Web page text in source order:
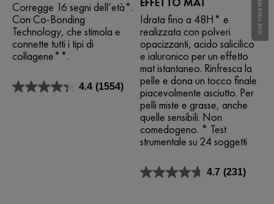
Corregge 16 segni dell’età*.
Con Co-Bonding
Technology, che stimola e
connette tutti i tipi di
collagene**.
4.4 (1554)
4.4
Idrata fino a 48H* e
realizzata con polveri
opacizzanti, acido salicilico
e ialuronico per un effetto
mat istantaneo. Rinfresca la
pelle e dona un tocco finale
piacevolmente asciutto. Per
pelli miste e grasse, anche
quelle sensibili. Non
comedogeno. * Test
strumentale su 24 soggetti
4.7 (231)
4.7